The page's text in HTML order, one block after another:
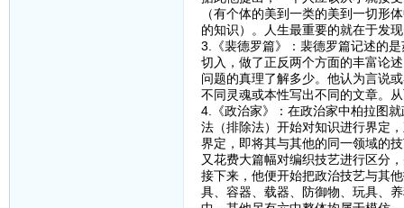
（有个体的美到一类的美到一切形
的知识）。人生最重要的就在于发
3.《裴德罗篇》：裴德罗篇记述的
切入，做了正反两个方面的丰富论
问题的真理了解多少。他认为言说
不同灵魂或本性写出不同的文章。
4.《政治家》：在政治家中柏拉图
法（排除法）开始对知识进行界定
界定，即将其与其他的同一领域的
又花费大篇幅对编织技艺进行区分
接下来，他便开始把政治技艺与其
具、容器、载器、防御物、玩具、